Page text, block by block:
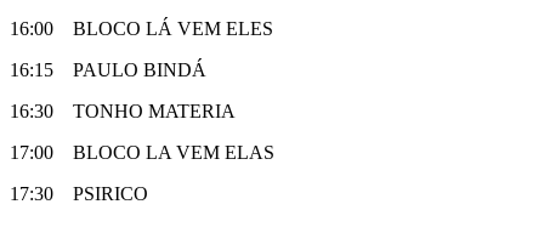
16:00 BLOCO LÁ VEM ELES
16:15 PAULO BINDÁ
16:30 TONHO MATERIA
17:00 BLOCO LA VEM ELAS
17:30 PSIRICO